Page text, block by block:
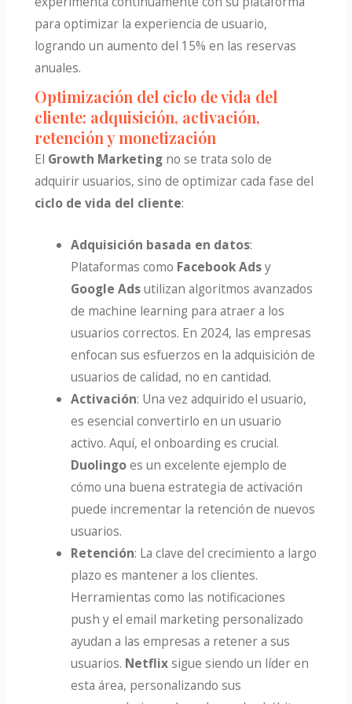
para optimizar la experiencia de usuario,
logrando un aumento del 15% en las reservas
anuales.
Optimización del ciclo de vida del
cliente: adquisición, activación,
retención y monetización
El Growth Marketingno se trata solo de
adquirir usuarios, sino de optimizar cada fase del
ciclo de vida del cliente:
Adquisición basada en datos:
Plataformas como Facebook Adsy
Google Adsutilizan algoritmos avanzados
de machine learning para atraer a los
usuarios correctos. En 2024, las empresas
enfocan sus esfuerzos en la adquisición de
usuarios de calidad, no en cantidad​.
Activación: Una vez adquirido el usuario,
es esencial convertirlo en un usuario
activo. Aquí, el onboarding es crucial.
Duolingoes un excelente ejemplo de
cómo una buena estrategia de activación
puede incrementar la retención de nuevos
usuarios​.
Retención: La clave del crecimiento a largo
plazo es mantener a los clientes.
Herramientas como las notificaciones
push y el email marketing personalizado
ayudan a las empresas a retener a sus
usuarios. Netflixsigue siendo un líder en
esta área, personalizando sus